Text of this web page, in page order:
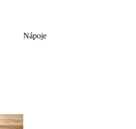
Nápoje